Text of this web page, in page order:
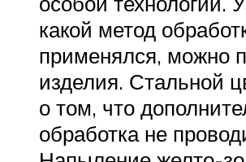
какой метод
применялся, можно
изделия. Стальной
о том, что
обработка не